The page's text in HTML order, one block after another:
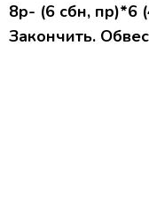
8р- (6 сбн, пр)*6
Закончить.